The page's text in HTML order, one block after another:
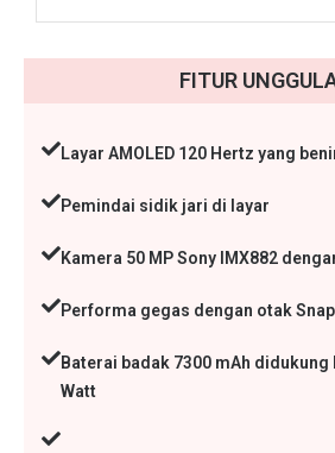
FITUR
Layar AMOLED 120 Hertz yang
Pemindai sidik jari di layar
Kamera 50 MP Sony IMX882
Performa gegas dengan otak
Baterai badak 7300 mAh
Watt